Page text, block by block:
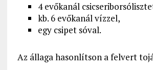
4 evőkanál
kb. 6 evőkanál vízzel,
egy csipet sóval.
Az állaga hasonlítson a felvert